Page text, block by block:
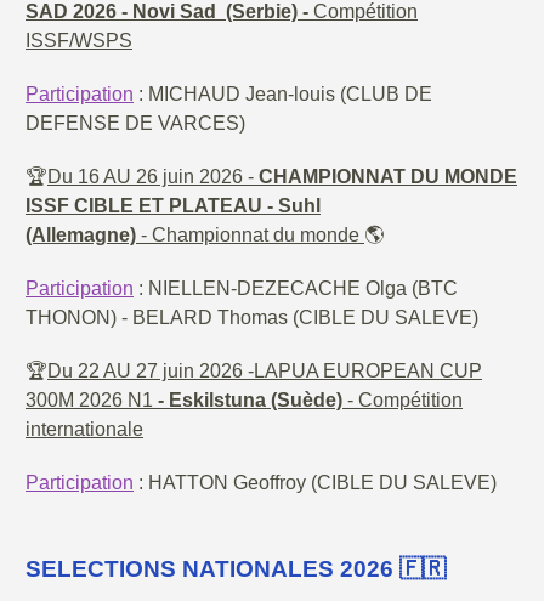
SAD 2026 - Novi Sad (Serbie) - Compétition
ISSF/WSPS
Participation : MICHAUD Jean-louis (CLUB DE
DEFENSE DE VARCES)
🏆Du 16 AU 26 juin 2026 - CHAMPIONNAT DU MONDE
ISSF CIBLE ET PLATEAU - Suhl
(Allemagne) - Championnat du monde 🌎
Participation : NIELLEN-DEZECACHE Olga (BTC
THONON) - BELARD Thomas (CIBLE DU SALEVE)
🏆Du 22 AU 27 juin 2026 -LAPUA EUROPEAN CUP
300M 2026 N1 - Eskilstuna (Suède) - Compétition
internationale
Participation : HATTON Geoffroy (CIBLE DU SALEVE)
SELECTIONS NATIONALES 2026 🇫🇷